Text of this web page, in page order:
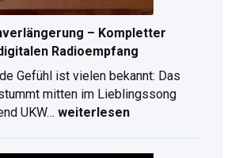
– Kompletter
Radioempfang
Gefühl ist vielen bekannt: Das
mitten im Lieblingssong
UKW… weiterlesen